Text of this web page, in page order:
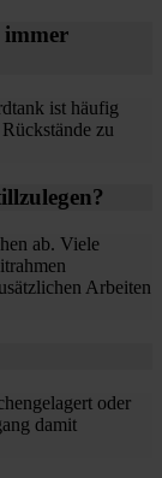
ist häufig
zu
ab. Viele
Arbeiten
oder
damit